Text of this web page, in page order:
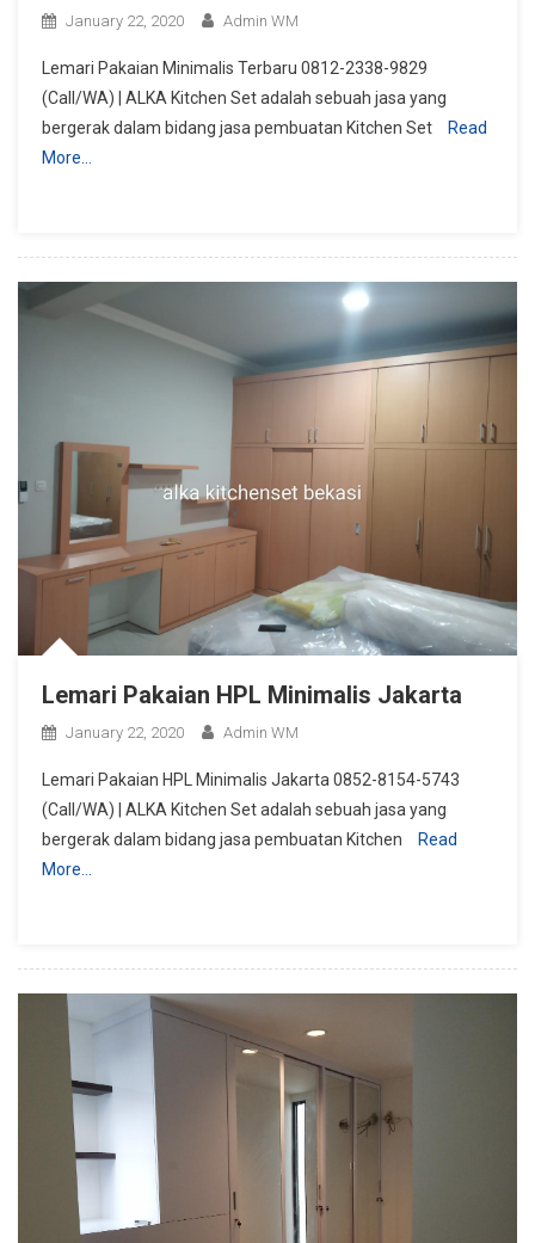
January 22, 2020 Admin WM
Lemari Pakaian Minimalis Terbaru 0812-2338-9829
(Call/WA) | ALKA Kitchen Set adalah sebuah jasa yang
bergerak dalam bidang jasa pembuatan Kitchen Set
Read
More…
Lemari Pakaian HPL Minimalis Jakarta
January 22, 2020 Admin WM
Lemari Pakaian HPL Minimalis Jakarta 0852-8154-5743
(Call/WA) | ALKA Kitchen Set adalah sebuah jasa yang
bergerak dalam bidang jasa pembuatan Kitchen
Read
More…